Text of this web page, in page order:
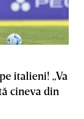
italieni! „Va
cineva din